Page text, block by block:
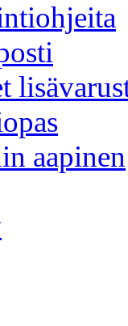
aapinen